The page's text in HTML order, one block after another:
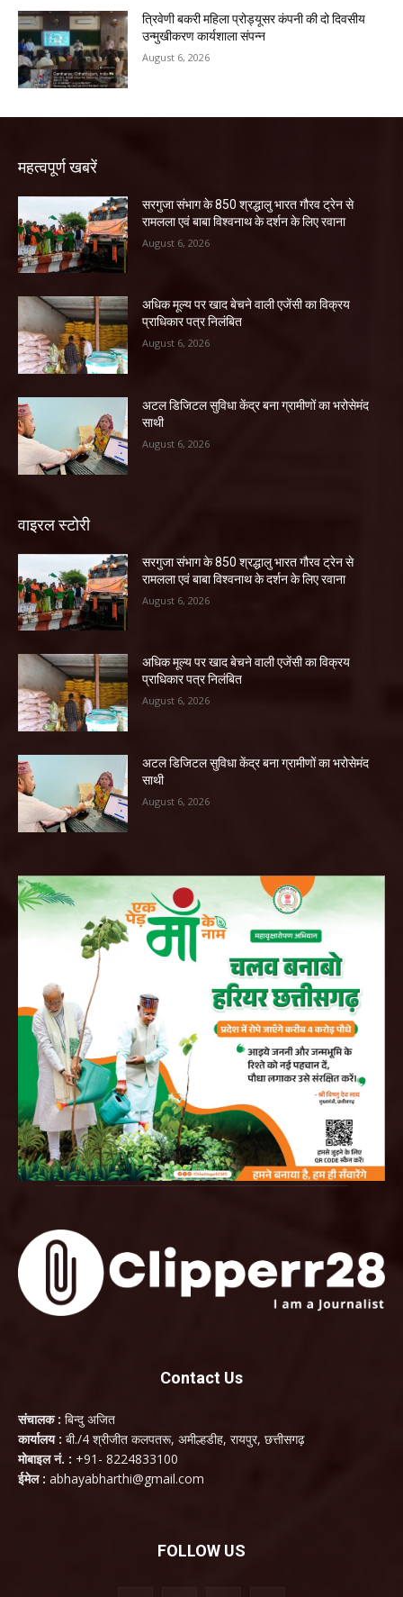
त्रिवेणी बकरी महिला प्रोड्यूसर कंपनी की दो दिवसीय
उन्मुखीकरण कार्यशाला संपन्न
August 6, 2026
महत्वपूर्ण खबरें
सरगुजा संभाग के 850 श्रद्धालु भारत गौरव ट्रेन से
रामलला एवं बाबा विश्वनाथ के दर्शन के लिए रवाना
August 6, 2026
अधिक मूल्य पर खाद बेचने वाली एजेंसी का विक्रय
प्राधिकार पत्र निलंबित
August 6, 2026
अटल डिजिटल सुविधा केंद्र बना ग्रामीणों का भरोसेमंद
साथी
August 6, 2026
वाइरल स्टोरी
सरगुजा संभाग के 850 श्रद्धालु भारत गौरव ट्रेन से
रामलला एवं बाबा विश्वनाथ के दर्शन के लिए रवाना
August 6, 2026
अधिक मूल्य पर खाद बेचने वाली एजेंसी का विक्रय
प्राधिकार पत्र निलंबित
August 6, 2026
अटल डिजिटल सुविधा केंद्र बना ग्रामीणों का भरोसेमंद
साथी
August 6, 2026
Contact Us
संचालक : बिन्दु अजित
कार्यालय : बी./4 श्रीजीत कलपतरू, अमील्हडीह, रायपुर, छत्तीसगढ़
मोबाइल नं. : +91- 8224833100
ईमेल : abhayabharthi@gmail.com
FOLLOW US